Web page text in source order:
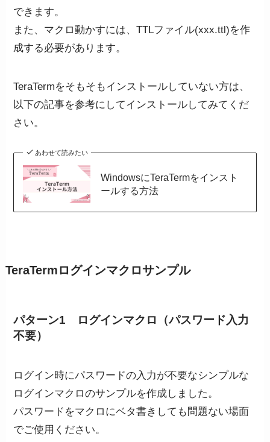
できます。
また、マクロ動かすには、TTLファイル(xxx.ttl)を作
成する必要があります。
TeraTermをそもそもインストールしていない方は、
以下の記事を参考にしてインストールしてみてくだ
さい。
あわせて読みたい
WindowsにTeraTermをインスト
ールする方法
TeraTermログインマクロサンプル
パターン1 ログインマクロ（パスワード入力
不要）
ログイン時にパスワードの入力が不要なシンプルな
ログインマクロのサンプルを作成しました。
パスワードをマクロにベタ書きしても問題ない場面
でご使用ください。